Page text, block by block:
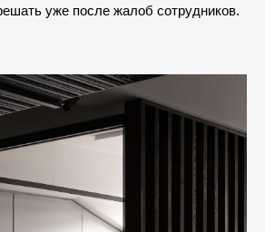
уже после жалоб сотрудников.